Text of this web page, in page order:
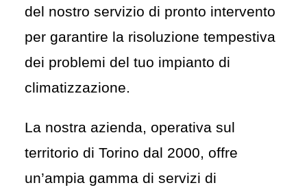
del nostro servizio di pronto intervento
per garantire la risoluzione tempestiva
dei problemi del tuo impianto di
climatizzazione.
La nostra azienda, operativa sul
territorio di Torino dal 2000, offre
un’ampia gamma di servizi di